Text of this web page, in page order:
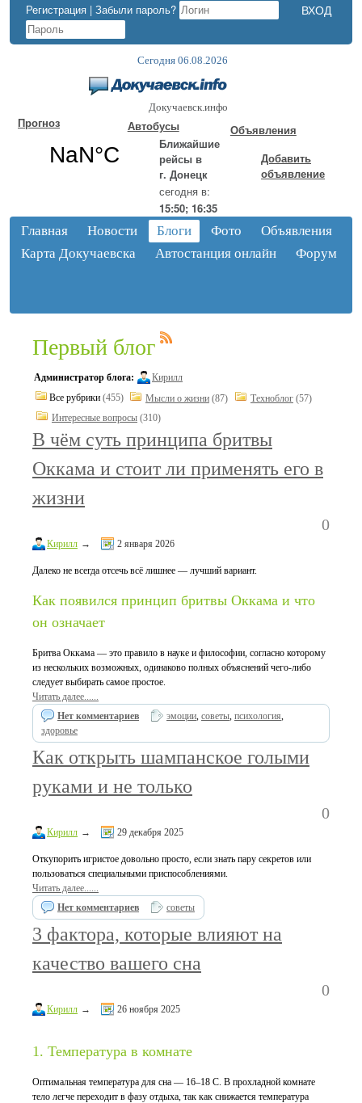
Регистрация | Забыли пароль?
Сегодня 06.08.2026
Докучаевск.инфо
Прогноз
Автобусы
Ближайшие
рейсы в
г. Донецк
сегодня в:
15:50; 16:35
Объявления
Добавить
объявление
Главная Новости Блоги Фото
Объявления
Карта Докучаевска
Автостанция онлайн Форум
Первый блог
Администратор блога:
Кирилл
Все рубрики (455) Мысли о жизни (87) Техноблог (57)
Интересные вопросы (310)
В чём суть принципа бритвы
Оккама и стоит ли применять его в
жизни
0
Кирилл → 2 января 2026
Далеко не всегда отсечь всё лишнее — лучший вариант.
Как появился принцип бритвы Оккама и что
он означает
Бритва Оккама — это правило в науке и философии, согласно которому
из нескольких возможных, одинаково полных объяснений чего-либо
следует выбирать самое простое.
Читать далее......
Нет комментариев
эмоции, советы, психология,
здоровье
Как открыть шампанское голыми
руками и не только
0
Кирилл → 29 декабря 2025
Откупорить игристое довольно просто, если знать пару секретов или
пользоваться специальными приспособлениями.
Читать далее......
Нет комментариев
советы
3 фактора, которые влияют на
качество вашего сна
0
Кирилл → 26 ноября 2025
1. Температура в комнате
Оптимальная температура для сна — 16–18 C. В прохладной комнате
тело легче переходит в фазу отдыха, так как снижается температура